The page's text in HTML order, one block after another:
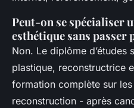
Peut-on se spécialiser
esthétique sans
Non. Le diplôme d’études
plastique, reconstructrice
formation complète sur
reconstruction - après